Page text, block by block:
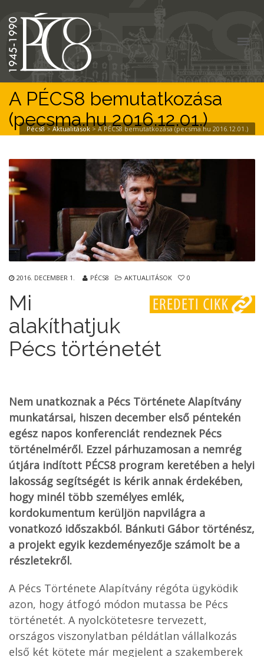
A PÉCS8 bemutatkozása
(pecsma.hu 2016.12.01.)
Pécs8 >Aktualitások > A PÉCS8 bemutatkozása (pecsma.hu 2016.12.01.)
2016. DECEMBER 1. PÉCS8 AKTUALITÁSOK 0
Mi
alakíthatjuk
Pécs történetét
Nem unatkoznak a Pécs Története Alapítvány
munkatársai, hiszen december első péntekén
egész napos konferenciát rendeznek Pécs
történelméről. Ezzel párhuzamosan a nemrég
útjára indított PÉCS8 program keretében a helyi
lakosság segítségét is kérik annak érdekében,
hogy minél több személyes emlék,
kordokumentum kerüljön napvilágra a
vonatkozó időszakból. Bánkuti Gábor történész,
a projekt egyik kezdeményezője számolt be a
részletekről.
A Pécs Története Alapítvány régóta ügyködik
azon, hogy átfogó módon mutassa be Pécs
történetét. A nyolckötetesre tervezett,
országos viszonylatban példátlan vállalkozás
első két kötete már megjelent a szakemberek